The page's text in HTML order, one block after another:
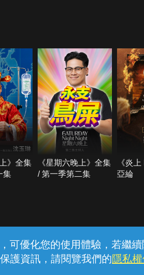
可優化您的使用體驗，若繼
護資訊，請閱覽我們的隱私
》全集
集
《星期六晚上》全集
/ 第一季第二集
《炎
亞綸
線上客服 服務條款
中華電信股份有限公司個人家庭分公司 (統